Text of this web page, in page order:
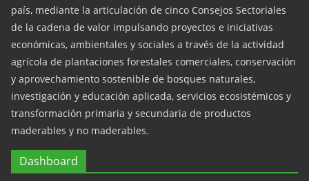
país, mediante la articulación de cinco Consejos Sectoriales
de la cadena de valor impulsando proyectos e iniciativas
económicas, ambientales y sociales a través de la actividad
agrícola de plantaciones forestales comerciales, conservación
y aprovechamiento sostenible de bosques naturales,
investigación y educación aplicada, servicios ecosistémicos y
transformación primaria y secundaria de productos
maderables y no maderables.
Dashboard